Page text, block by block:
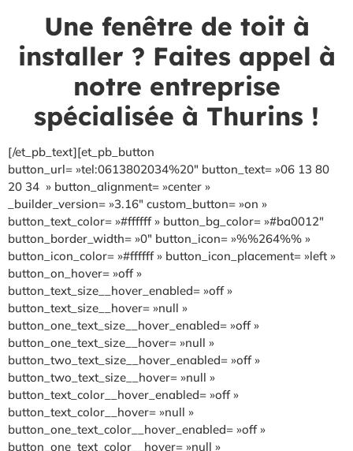
Une fenêtre de toit à
installer ? Faites appel à
notre entreprise
spécialisée à Thurins !
[/et_pb_text][et_pb_button
button_url= »tel:0613802034%20″ button_text= »06 13 80
20 34 » button_alignment= »center »
_builder_version= »3.16″ custom_button= »on »
button_text_color= »#ffffff » button_bg_color= »#ba0012″
button_border_width= »0″ button_icon= »%%264%% »
button_icon_color= »#ffffff » button_icon_placement= »left »
button_on_hover= »off »
button_text_size__hover_enabled= »off »
button_text_size__hover= »null »
button_one_text_size__hover_enabled= »off »
button_one_text_size__hover= »null »
button_two_text_size__hover_enabled= »off »
button_two_text_size__hover= »null »
button_text_color__hover_enabled= »off »
button_text_color__hover= »null »
button_one_text_color__hover_enabled= »off »
button_one_text_color__hover= »null »